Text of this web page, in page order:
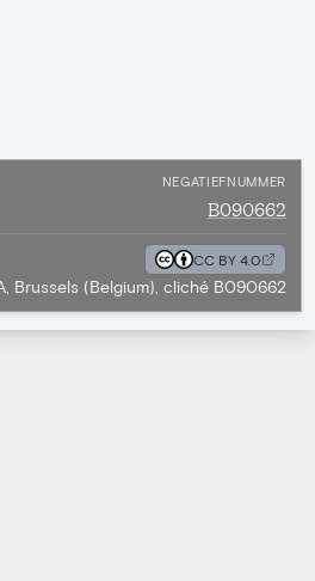
NEGATIEFNUMMER
B090662
CC BY 4.0
Brussels (Belgium), cliché B090662